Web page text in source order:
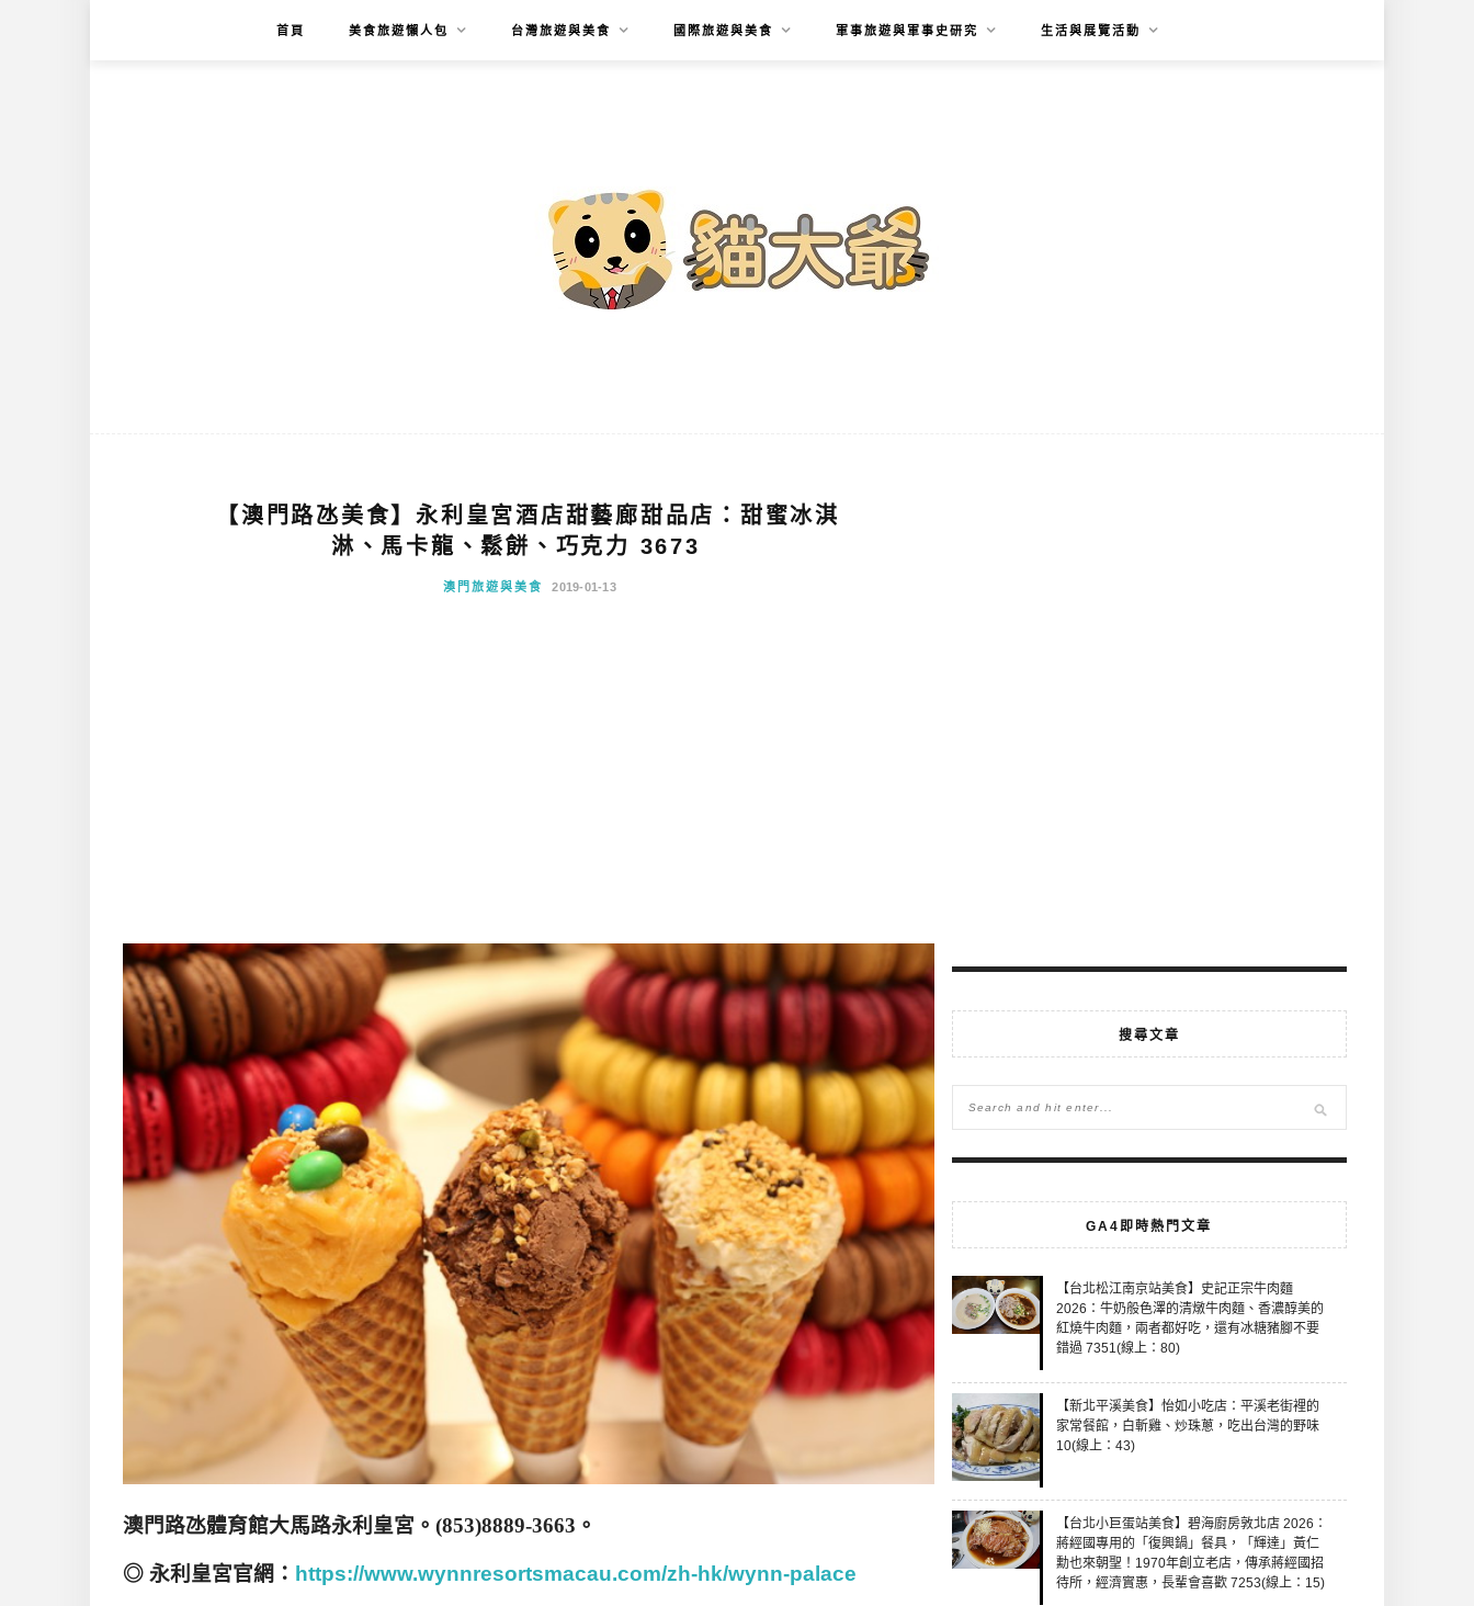
首頁 美食旅遊懶人包 台灣旅遊與美食 國際旅遊與美食 軍事旅遊與軍事史研究 生活與展覽活動
【澳門路氹美食】永利皇宮酒店甜藝廊甜品店：甜蜜冰淇
淋、馬卡龍、鬆餅、巧克力 3673
澳門旅遊與美食 2019-01-13
澳門路氹體育館大馬路永利皇宮 。 (853)8889-3663 。
◎ 永利皇宮官網： https://www.wynnresortsmacau.com/zh-hk/wynn-palace
搜尋文章
GA4即時熱門文章
【台北松江南京站美食】史記正宗牛肉麵
2026：牛奶般色澤的清燉牛肉麵、香濃醇美的
紅燒牛肉麵，兩者都好吃，還有冰糖豬腳不要
錯過 7351(線上：80)
【新北平溪美食】怡如小吃店：平溪老街裡的
家常餐館，白斬雞、炒珠蔥，吃出台灣的野味
10(線上：43)
【台北小巨蛋站美食】碧海廚房敦北店 2026：
蔣經國專用的「復興鍋」餐具，「輝達」黃仁
勳也來朝聖！1970年創立老店，傳承蔣經國招
待所，經濟實惠，長輩會喜歡 7253(線上：15)